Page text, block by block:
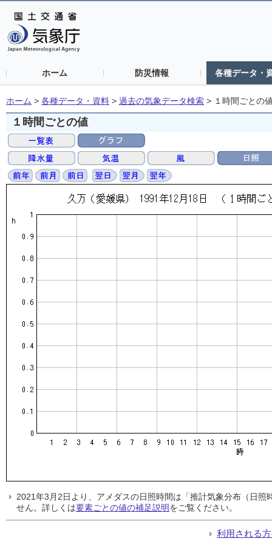
ホーム 防災情報 各種データ・
ホーム > 各種データ・資料 > 過去の気象データ検索 > １時間ごとの
１時間ごとの値
2021年3月2日より、アメダスの日照時間は「推計気象分布（日
せん。詳しくは要素ごとの値の補足説明をご覧ください。
利用される